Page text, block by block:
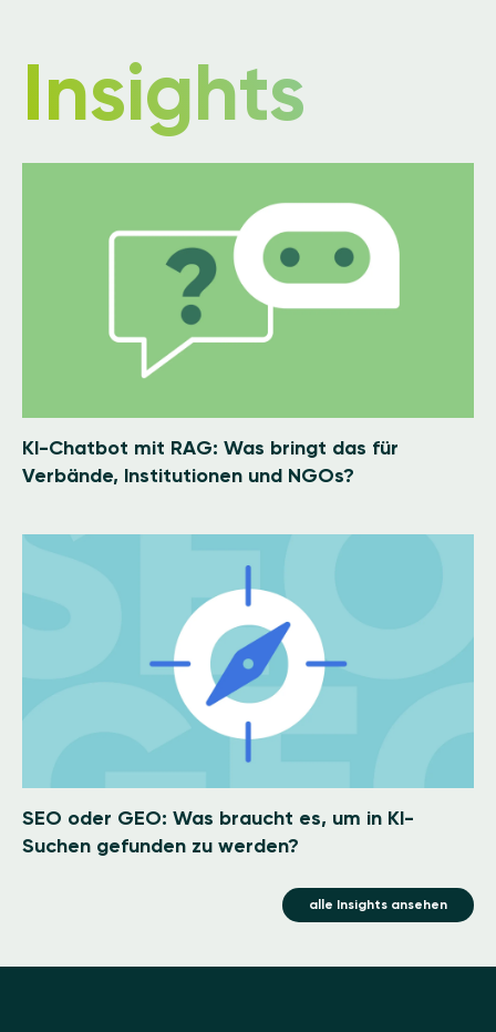
Insights
KI-Chatbot mit RAG: Was bringt das für
Verbände, Institutionen und NGOs?
SEO oder GEO: Was braucht es, um in KI-
Suchen gefunden zu werden?
alle Insights ansehen